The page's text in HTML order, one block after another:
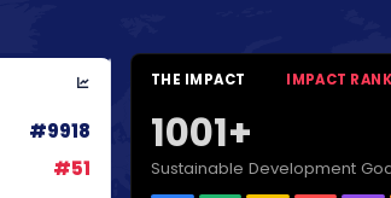
#9918
#51
THE IMPACT IMPACT
1001+
Sustainable Development